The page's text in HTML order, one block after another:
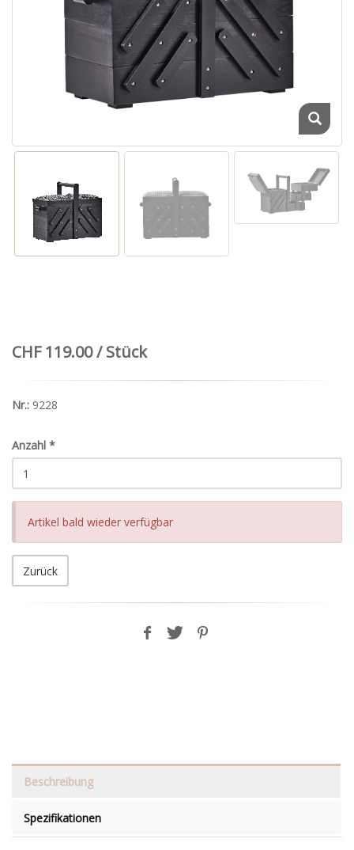
CHF 119.00 / Stück
Nr.: 9228
Anzahl *
Artikel bald wieder verfügbar
Zurück
Beschreibung
Spezifikationen